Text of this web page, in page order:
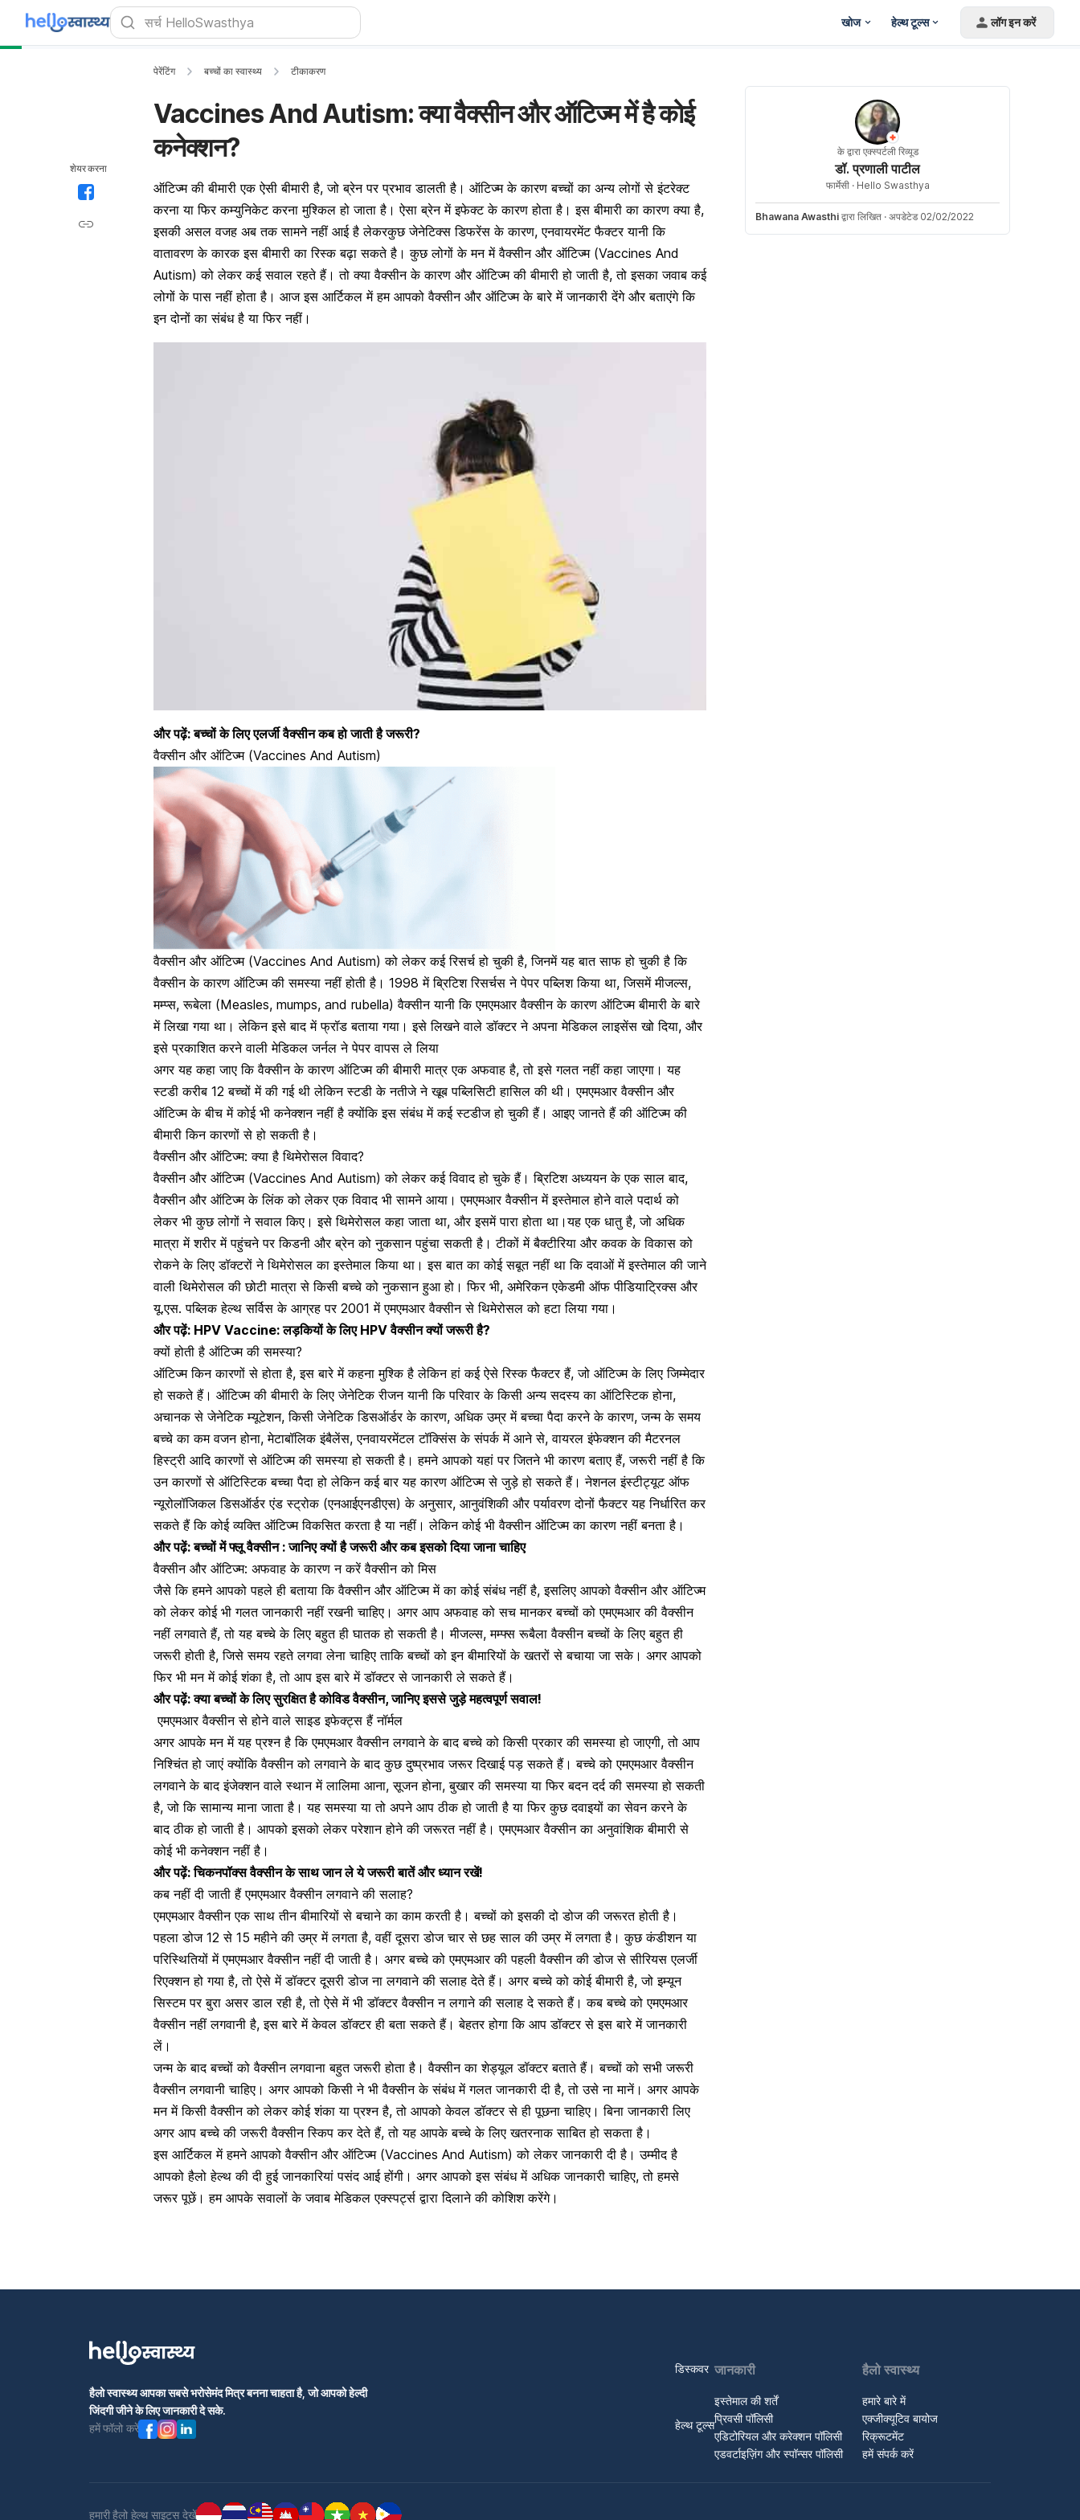
खोज हेल्थ टूल्स लॉग इन करें
शेयर करना
पेरेंटिंग बच्चों का स्वास्थ्य टीकाकरण
Vaccines And Autism: क्या वैक्सीन और ऑटिज्म में है कोई
कनेक्शन?
ऑटिज्म की बीमारी एक ऐसी बीमारी है, जो ब्रेन पर प्रभाव डालती है। ऑटिज्म के कारण बच्चों का अन्य लोगों से इंटरेक्ट
करना या फिर कम्युनिकेट करना मुश्किल हो जाता है। ऐसा ब्रेन में इफेक्ट के कारण होता है। इस बीमारी का कारण क्या है,
इसकी असल वजह अब तक सामने नहीं आई है लेकरकुछ जेनेटिक्स डिफरेंस के कारण, एनवायरमेंट फैक्टर यानी कि
वातावरण के कारक इस बीमारी का रिस्क बढ़ा सकते है। कुछ लोगों के मन में वैक्सीन और ऑटिज्म (Vaccines And
Autism) को लेकर कई सवाल रहते हैं। तो क्या वैक्सीन के कारण और ऑटिज्म की बीमारी हो जाती है, तो इसका जवाब कई
लोगों के पास नहीं होता है। आज इस आर्टिकल में हम आपको वैक्सीन और ऑटिज्म के बारे में जानकारी देंगे और बताएंगे कि
इन दोनों का संबंध है या फिर नहीं।
और पढ़ें:बच्चों के लिए एलर्जी वैक्सीन कब हो जाती है जरूरी?
वैक्सीन और ऑटिज्म (Vaccines And Autism)
वैक्सीन और ऑटिज्म (Vaccines And Autism) को लेकर कई रिसर्च हो चुकी है, जिनमें यह बात साफ हो चुकी है कि
वैक्सीन के कारण ऑटिज्म की समस्या नहीं होती है। 1998 में ब्रिटिश रिसर्चस ने पेपर पब्लिश किया था, जिसमें मीजल्स,
मम्प्स, रूबेला (Measles, mumps, and rubella) वैक्सीन यानी किएमएमआर वैक्सीनके कारण ऑटिज्म बीमारी के बारे
में लिखा गया था। लेकिन इसे बाद में फ्रॉड बताया गया। इसे लिखने वाले डॉक्टर ने अपना मेडिकल लाइसेंस खो दिया, और
इसे प्रकाशित करने वाली मेडिकल जर्नल ने पेपर वापस ले लिया
अगर यह कहा जाए कि वैक्सीन के कारण ऑटिज्म की बीमारी मात्र एक अफवाह है, तो इसे गलत नहीं कहा जाएगा। यह
स्टडी करीब 12 बच्चों में की गई थी लेकिन स्टडी के नतीजे ने खूब पब्लिसिटी हासिल की थी। एमएमआर वैक्सीन और
ऑटिज्म के बीच में कोई भी कनेक्शन नहीं है क्योंकि इस संबंध में कई स्टडीज हो चुकी हैं। आइए जानते हैं की ऑटिज्म की
बीमारी किन कारणों से हो सकती है।
वैक्सीन और ऑटिज्म: क्या है थिमेरोसल विवाद?
वैक्सीन और ऑटिज्म (Vaccines And Autism) को लेकर कई विवाद हो चुके हैं। ब्रिटिश अध्ययन के एक साल बाद,
वैक्सीन और ऑटिज्म के लिंक को लेकर एक विवाद भी सामने आया। एमएमआर वैक्सीन में इस्तेमाल होने वाले पदार्थ को
लेकर भी कुछ लोगों ने सवाल किए। इसे थिमेरोसल कहा जाता था, और इसमें पारा होता था।यह एक धातु है, जो अधिक
मात्रा में शरीर में पहुंचने पर किडनी और ब्रेन को नुकसान पहुंचा सकती है। टीकों में बैक्टीरिया और कवक के विकास को
रोकने के लिए डॉक्टरों ने थिमेरोसल का इस्तेमाल किया था। इस बात का कोई सबूत नहीं था कि दवाओं में इस्तेमाल की जाने
वाली थिमेरोसल की छोटी मात्रा से किसी बच्चे को नुकसान हुआ हो। फिर भी, अमेरिकन एकेडमी ऑफ पीडियाट्रिक्स और
यू.एस. पब्लिक हेल्थ सर्विस के आग्रह पर 2001 में एमएमआर वैक्सीन से थिमेरोसल को हटा लिया गया।
और पढ़ें: HPV Vaccine: लड़कियों के लिए HPV वैक्सीन क्यों जरूरी है?
क्यों होती है ऑटिज्म की समस्या?
ऑटिज्म किन कारणों से होता है, इस बारे में कहना मुश्कि है लेकिन हां कई ऐसे रिस्क फैक्टर हैं, जो ऑटिज्म के लिए जिम्मेदार
हो सकते हैं। ऑटिज्म की बीमारी के लिए जेनेटिक रीजन यानी कि परिवार के किसी अन्य सदस्य का ऑटिस्टिक होना,
अचानक से जेनेटिक म्यूटेशन, किसी जेनेटिक डिसऑर्डर के कारण, अधिक उम्र में बच्चा पैदा करने के कारण, जन्म के समय
बच्चे का कम वजन होना, मेटाबॉलिक इंबैलेंस, एनवायरमेंटल टॉक्सिंस के संपर्क में आने से,वायरल इंफेक्शनकी मैटरनल
हिस्ट्री आदि कारणों से ऑटिज्म की समस्या हो सकती है। हमने आपको यहां पर जितने भी कारण बताए हैं, जरूरी नहीं है कि
उन कारणों से ऑटिस्टिक बच्चा पैदा हो लेकिन कई बार यह कारण ऑटिज्म से जुड़े हो सकते हैं। नेशनल इंस्टीट्यूट ऑफ
न्यूरोलॉजिकल डिसऑर्डर एंड स्ट्रोक (एनआईएनडीएस) के अनुसार, आनुवंशिकी और पर्यावरण दोनों फैक्टर यह निर्धारित कर
सकते हैं कि कोई व्यक्ति ऑटिज्म विकसित करता है या नहीं। लेकिन कोई भी वैक्सीन ऑटिज्म का कारण नहीं बनता है।
और पढ़ें:बच्चों में फ्लू वैक्सीन : जानिए क्यों है जरूरी और कब इसको दिया जाना चाहिए
वैक्सीन और ऑटिज्म: अफवाह के कारण न करें वैक्सीन को मिस
जैसे कि हमने आपको पहले ही बताया कि वैक्सीन और ऑटिज्म में का कोई संबंध नहीं है, इसलिए आपको वैक्सीन और ऑटिज्म
को लेकर कोई भी गलत जानकारी नहीं रखनी चाहिए। अगर आप अफवाह को सच मानकर बच्चों को एमएमआर की वैक्सीन
नहीं लगवाते हैं, तो यह बच्चे के लिए बहुत ही घातक हो सकती है।मीजल्स, मम्फ्स रूबैला वैक्सीनबच्चों के लिए बहुत ही
जरूरी होती है, जिसे समय रहते लगवा लेना चाहिए ताकि बच्चों को इन बीमारियों के खतरों से बचाया जा सके। अगर आपको
फिर भी मन में कोई शंका है, तो आप इस बारे में डॉक्टर से जानकारी ले सकते हैं।
और पढ़ें:क्या बच्चों के लिए सुरक्षित है कोविड वैक्सीन, जानिए इससे जुड़े महत्वपूर्ण सवाल!
एमएमआर वैक्सीन से होने वाले साइड इफेक्ट्स हैं नॉर्मल
अगर आपके मन में यह प्रश्न है कि एमएमआर वैक्सीन लगवाने के बाद बच्चे को किसी प्रकार की समस्या हो जाएगी, तो आप
निश्चिंत हो जाएं क्योंकि वैक्सीन को लगवाने के बाद कुछ दुष्प्रभाव जरूर दिखाई पड़ सकते हैं। बच्चे को एमएमआर वैक्सीन
लगवाने के बाद इंजेक्शन वाले स्थान में लालिमा आना, सूजन होना,बुखार की समस्या या फिर बदन दर्द की समस्या हो सकती
है, जो कि सामान्य माना जाता है। यह समस्या या तो अपने आप ठीक हो जाती है या फिर कुछ दवाइयों का सेवन करने के
बाद ठीक हो जाती है। आपको इसको लेकर परेशान होने की जरूरत नहीं है। एमएमआर वैक्सीन का अनुवांशिक बीमारी से
कोई भी कनेक्शन नहीं है।
और पढ़ें:चिकनपॉक्स वैक्सीन के साथ जान ले ये जरूरी बातें और ध्यान रखें!
कब नहीं दी जाती हैं एमएमआर वैक्सीन लगवाने की सलाह?
एमएमआर वैक्सीन एक साथ तीन बीमारियों से बचाने का काम करती है। बच्चों को इसकी दो डोज की जरूरत होती है।
पहला डोज 12 से 15 महीने की उम्र में लगता है, वहीं दूसरा डोज चार से छह साल की उम्र में लगता है। कुछ कंडीशन या
परिस्थितियों में एमएमआर वैक्सीन नहीं दी जाती है। अगर बच्चे को एमएमआर की पहली वैक्सीन की डोज सेसीरियस एलर्जी
रिएक्शनहो गया है, तो ऐसे में डॉक्टर दूसरी डोज ना लगवाने की सलाह देते हैं। अगर बच्चे को कोई बीमारी है, जो इम्यून
सिस्टम पर बुरा असर डाल रही है, तो ऐसे में भी डॉक्टर वैक्सीन न लगाने की सलाह दे सकते हैं। कब बच्चे को एमएमआर
वैक्सीन नहीं लगवानी है, इस बारे में केवल डॉक्टर ही बता सकते हैं। बेहतर होगा कि आप डॉक्टर से इस बारे में जानकारी
लें।
जन्म के बाद बच्चों को वैक्सीन लगवाना बहुत जरूरी होता है। वैक्सीन का शेड्यूल डॉक्टर बताते हैं। बच्चों को सभी जरूरी
वैक्सीन लगवानी चाहिए। अगर आपको किसी ने भी वैक्सीन के संबंध में गलत जानकारी दी है, तो उसे ना मानें। अगर आपके
मन में किसी वैक्सीन को लेकर कोई शंका या प्रश्न है, तो आपको केवल डॉक्टर से ही पूछना चाहिए। बिना जानकारी लिए
अगर आप बच्चे की जरूरी वैक्सीन स्किप कर देते हैं, तो यह आपके बच्चे के लिए खतरनाक साबित हो सकता है।
इस आर्टिकल में हमने आपको वैक्सीन और ऑटिज्म (Vaccines And Autism) को लेकर जानकारी दी है। उम्मीद है
आपकोहैलो हेल्थ की दी हुई जानकारियां पसंद आई होंगी। अगर आपको इस संबंध में अधिक जानकारी चाहिए, तो हमसे
जरूर पूछें। हम आपके सवालों के जवाब मेडिकल एक्स्पर्ट्स द्वारा दिलाने की कोशिश करेंगे।
के द्वारा एक्स्पर्टली रिव्यूड
डॉ. प्रणाली पाटील
फार्मेसी · Hello Swasthya
Bhawana Awasthi द्वारा लिखित · अपडेटेड 02/02/2022
हैलो स्वास्थ्य आपका सबसे भरोसेमंद मित्र बनना चाहता है, जो आपको हेल्दी
जिंदगी जीने के लिए जानकारी दे सके.
हमें फॉलो करें
डिस्कवर
हेल्थ टूल्स
जानकारी
इस्तेमाल की शर्तें
प्रिवसी पॉलिसी
एडिटोरियल और करेक्शन पॉलिसी
एडवर्टाइज़िंग और स्पॉन्सर पॉलिसी
हैलो स्वास्थ्य
हमारे बारे में
एक्जीक्यूटिव बायोज
रिक्रूटमेंट
हमें संपर्क करें
हमारी हैलो हेल्थ साइट्स देखें